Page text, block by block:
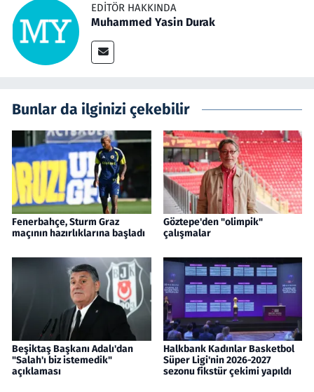
EDITÖR HAKKINDA
Muhammed Yasin Durak
Bunlar da ilginizi çekebilir
Fenerbahçe, Sturm Graz
maçının hazırlıklarına başladı
Göztepe'den "olimpik"
çalışmalar
Beşiktaş Başkanı Adalı'dan
"Salah'ı biz istemedik"
açıklaması
Halkbank Kadınlar Basketbol
Süper Ligi'nin 2026-2027
sezonu fikstür çekimi yapıldı